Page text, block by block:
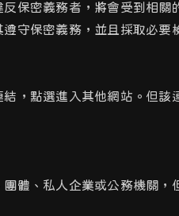
保密義務者，將會受到相關
守保密義務，並且採取必要
，點選進入其他網站。但
體、私人企業或公務機關，